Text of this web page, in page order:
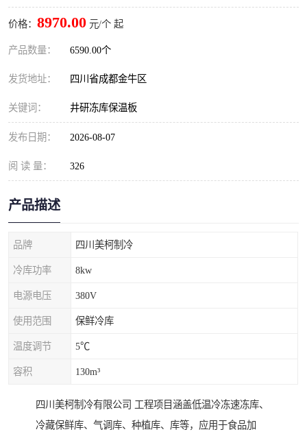
价格： 8970.00 元/个 起
产品数量： 6590.00个
发货地址： 四川省成都金牛区
关键词： 井研冻库保温板
发布日期： 2026-08-07
阅 读 量： 326
产品描述
品牌 四川美柯制冷
冷库功率 8kw
电源电压 380V
使用范围 保鲜冷库
温度调节 5℃
容积 130m³
四川美柯制冷有限公司 工程项目涵盖低温冷冻速冻库、
冷藏保鲜库、气调库、种植库、库等，应用于食品加